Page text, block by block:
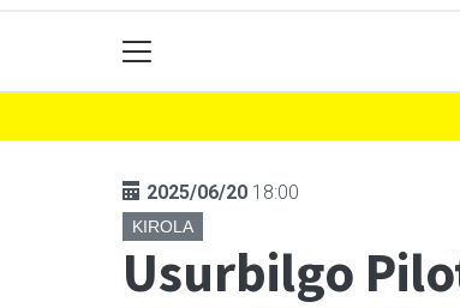
2025/06/20 18:00
KIROLA
Usurbilgo